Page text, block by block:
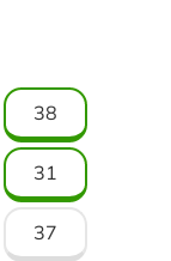
38
31
37